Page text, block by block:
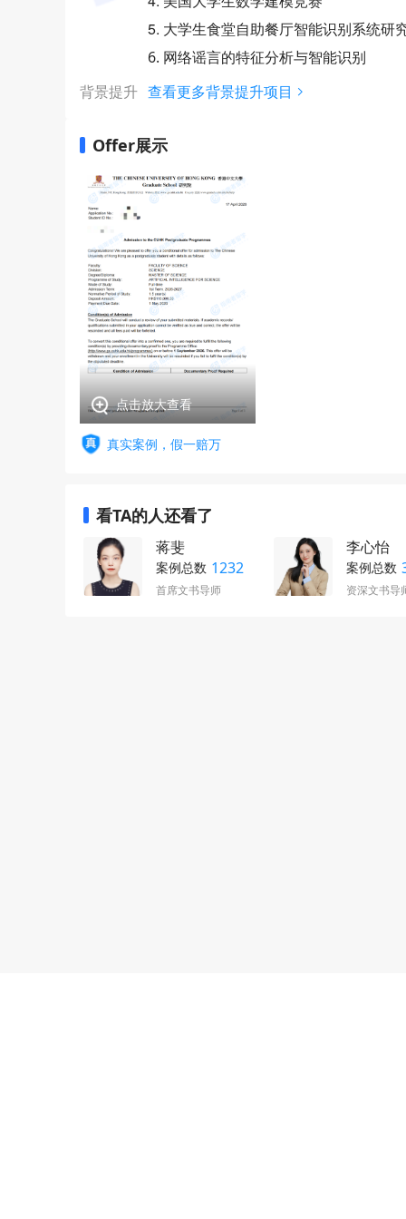
5. 大学生食堂自助餐厅智能识别系统研
6. 网络谣言的特征分析与智能识别
背景提升 查看更多背景提升项目
Offer展示
点击放大查看
真实案例，假一赔万
看TA的人还看了
蒋斐
案例总数 1232
首席文书导师
李心怡
案例总数
资深文书导